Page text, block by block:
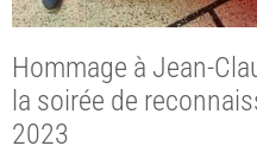
Hommage à Jean-
la soirée de
2023